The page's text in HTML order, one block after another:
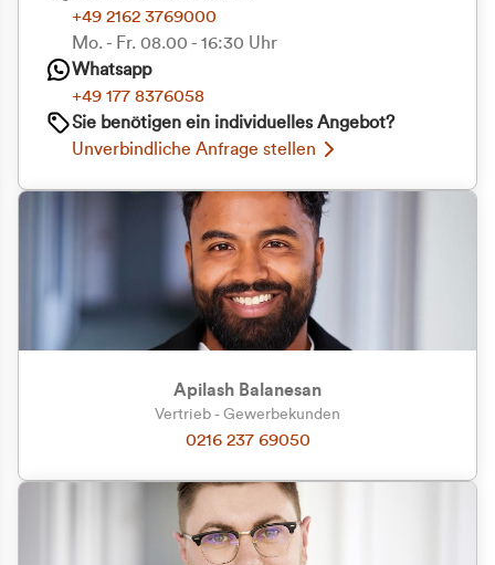
Zu welcher Kundengruppe
gehören Sie?
Privatkunde (inkl. MwSt.)
+49 2162 3769000
Mo. - Fr. 08.00 - 16:30 Uhr
Whatsapp
+49 177 8376058
Sie benötigen ein individuelles Angebot?
Unverbindliche Anfrage stellen
Apilash Balanesan
Vertrieb - Gewerbekunden
0216 237 69050